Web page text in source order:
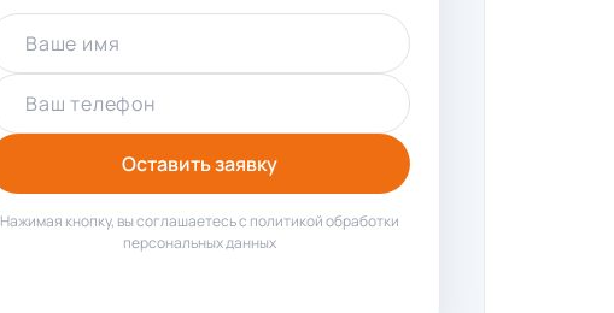
Ваше имя
Ваш телефон
Оставить заявку
Нажимая кнопку, вы соглашаетесь с политикой обработки
персональных данных